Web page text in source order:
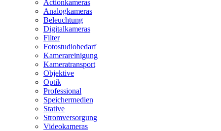
Actionkameras
Analogkameras
Beleuchtung
Digitalkameras
Filter
Fotostudiobedarf
Kamerareinigung
Kameratransport
Objektive
Optik
Professional
Speichermedien
Stative
Stromversorgung
Videokameras